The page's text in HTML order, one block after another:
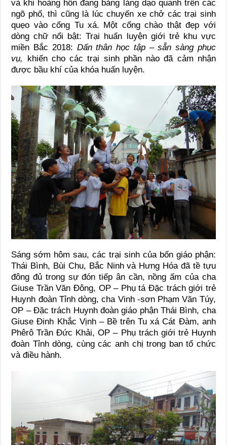
và khi hoàng hôn đang bảng lảng dạo quanh trên các
ngõ phố, thì cũng là lúc chuyến xe chở các trại sinh
quẹo vào cổng Tu xá. Một cổng chào thật đẹp với
dòng chữ nổi bật: Trại huấn luyện giới trẻ khu vực
miền Bắc 2018: Dấn thân học tập – sẵn sàng phục
vụ,
khiến cho các trại sinh phần nào đã cảm nhận
được bầu khí của khóa huấn luyện.
Sáng sớm hôm sau, các trại sinh của bốn giáo phận:
Thái Bình, Bùi Chu, Bắc Ninh và Hưng Hóa đã tề tựu
đông đủ trong sự đón tiếp ân cần, nồng ấm của cha
Giuse Trần Văn Đông, OP – Phụ tá Đặc trách giới trẻ
Huynh đoàn Tỉnh dòng, cha Vinh -sơn Phạm Văn Túy,
OP – Đặc trách Huynh đoàn giáo phận Thái Bình, cha
Giuse Đinh Khắc Vịnh – Bề trên Tu xá Cát Đàm, anh
Phêrô Trần Đức Khải, OP – Phụ trách giới trẻ Huynh
đoàn Tỉnh dòng, cùng các anh chị trong ban tổ chức
và điều hành.